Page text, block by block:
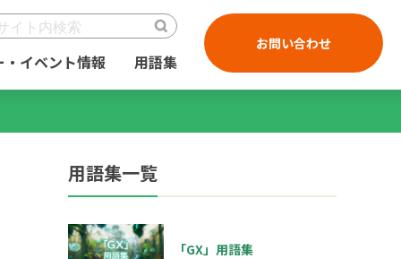
・イベント情報 用語集
お問い合わせ
用語集一覧
「GX」用語集